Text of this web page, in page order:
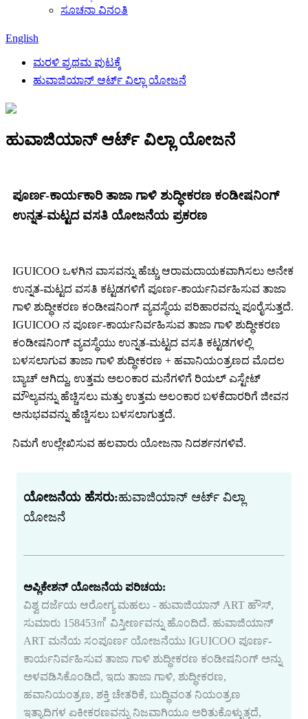
ಸೂಚನಾ ವಿನಂತಿ
English
ಮರಳಿ ಪ್ರಥಮ ಪುಟಕ್ಕೆ
ಹುವಾಜಿಯಾನ್ ಆರ್ಟ್ ವಿಲ್ಲಾ ಯೋಜನೆ
ಹುವಾಜಿಯಾನ್ ಆರ್ಟ್ ವಿಲ್ಲಾ ಯೋಜನೆ
ಪೂರ್ಣ-ಕಾರ್ಯಕಾರಿ ತಾಜಾ ಗಾಳಿ ಶುದ್ಧೀಕರಣ ಕಂಡೀಷನಿಂಗ್
ಉನ್ನತ-ಮಟ್ಟದ ವಸತಿ ಯೋಜನೆಯ ಪ್ರಕರಣ
IGUICOO ಒಳಗಿನ ವಾಸವನ್ನು ಹೆಚ್ಚು ಆರಾಮದಾಯಕವಾಗಿಸಲು ಅನೇಕ
ಉನ್ನತ-ಮಟ್ಟದ ವಸತಿ ಕಟ್ಟಡಗಳಿಗೆ ಪೂರ್ಣ-ಕಾರ್ಯನಿರ್ವಹಿಸುವ ತಾಜಾ
ಗಾಳಿ ಶುದ್ಧೀಕರಣ ಕಂಡೀಷನಿಂಗ್ ವ್ಯವಸ್ಥೆಯ ಪರಿಹಾರವನ್ನು ಪೂರೈಸುತ್ತದೆ.
IGUICOO ನ ಪೂರ್ಣ-ಕಾರ್ಯನಿರ್ವಹಿಸುವ ತಾಜಾ ಗಾಳಿ ಶುದ್ಧೀಕರಣ
ಕಂಡೀಷನಿಂಗ್ ವ್ಯವಸ್ಥೆಯು ಉನ್ನತ-ಮಟ್ಟದ ವಸತಿ ಕಟ್ಟಡಗಳಲ್ಲಿ
ಬಳಸಲಾಗುವ ತಾಜಾ ಗಾಳಿ ಶುದ್ಧೀಕರಣ + ಹವಾನಿಯಂತ್ರಣದ ಮೊದಲ
ಬ್ಯಾಚ್ ಆಗಿದ್ದು, ಉತ್ತಮ ಅಲಂಕಾರ ಮನೆಗಳಿಗೆ ರಿಯಲ್ ಎಸ್ಟೇಟ್
ಮೌಲ್ಯವನ್ನು ಹೆಚ್ಚಿಸಲು ಮತ್ತು ಉತ್ತಮ ಅಲಂಕಾರ ಬಳಕೆದಾರರಿಗೆ ಜೀವನ
ಅನುಭವವನ್ನು ಹೆಚ್ಚಿಸಲು ಬಳಸಲಾಗುತ್ತದೆ.
ನಿಮಗೆ ಉಲ್ಲೇಖಿಸುವ ಹಲವಾರು ಯೋಜನಾ ನಿದರ್ಶನಗಳಿವೆ.
ಯೋಜನೆಯ ಹೆಸರು:ಹುವಾಜಿಯಾನ್ ಆರ್ಟ್ ವಿಲ್ಲಾ
ಯೋಜನೆ
ಅಪ್ಲಿಕೇಶನ್ ಯೋಜನೆಯ ಪರಿಚಯ:
ವಿಶ್ವ ದರ್ಜೆಯ ಆರೋಗ್ಯ ಮಹಲು - ಹುವಾಜಿಯಾನ್ ART ಹೌಸ್,
ಸುಮಾರು 158453㎡ ವಿಸ್ತೀರ್ಣವನ್ನು ಹೊಂದಿದೆ. ಹುವಾಜಿಯಾನ್
ART ಮನೆಯ ಸಂಪೂರ್ಣ ಯೋಜನೆಯು IGUICOO ಪೂರ್ಣ-
ಕಾರ್ಯನಿರ್ವಹಿಸುವ ತಾಜಾ ಗಾಳಿ ಶುದ್ಧೀಕರಣ ಕಂಡೀಷನಿಂಗ್ ಅನ್ನು
ಅಳವಡಿಸಿಕೊಂಡಿದೆ, ಇದು ತಾಜಾ ಗಾಳಿ, ಶುದ್ಧೀಕರಣ,
ಹವಾನಿಯಂತ್ರಣ, ಶಕ್ತಿ ಚೇತರಿಕೆ, ಬುದ್ಧಿವಂತ ನಿಯಂತ್ರಣ
ಇತ್ಯಾದಿಗಳ ಏಕೀಕರಣವನ್ನು ನಿಜವಾಗಿಯೂ ಅರಿತುಕೊಳ್ಳುತ್ತದೆ,